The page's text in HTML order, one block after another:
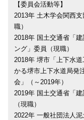
【委員会活動等】
2013年 土木学会関西
職）
2018年 国土交通省「
ング」委員（現職）
2018年 堺市「上下水
かる堺市上下水道局発
会」（～2019年）
2019年 国土交通省「
（現職）
2022年 一般社団法人